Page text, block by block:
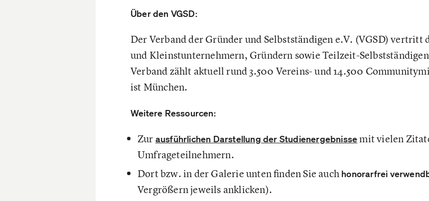
Über den VGSD:
Der Verband der Gründer und Selbstständigen e.V. (VGSD) vertritt
und Kleinstunternehmern, Gründern sowie Teilzeit-
Verband zählt aktuell rund 3.500 Vereins- und 14.500
ist München.
Weitere Ressourcen:
Zur ausführlichen Darstellung der Studienergebnissemit vielen
Umfrageteilnehmern.
Dort bzw. in der Galerie unten finden Sie auch honorarfrei
Vergrößern jeweils anklicken).